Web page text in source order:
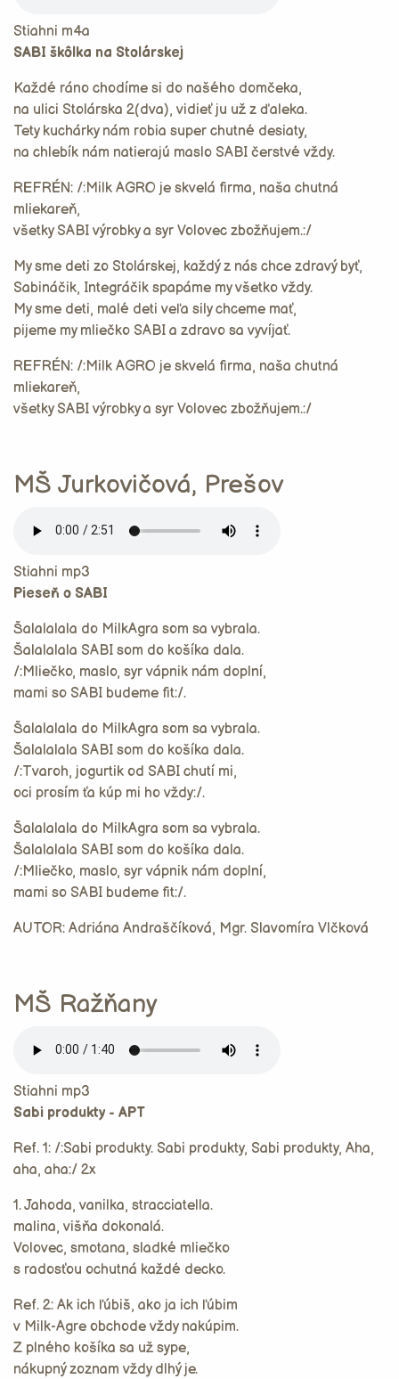
Stiahni m4a
SABI škôlka na Stolárskej
Každé ráno chodíme si do našého domčeka,
na ulici Stolárska 2(dva), vidieť ju už z ďaleka.
Tety kuchárky nám robia super chutné desiaty,
na chlebík nám natierajú maslo SABI čerstvé vždy.
REFRÉN: /:Milk AGRO je skvelá firma, naša chutná
mliekareň,
všetky SABI výrobky a syr Volovec zbožňujem.:/
My sme deti zo Stolárskej, každý z nás chce zdravý byť,
Sabináčik, Integráčik spapáme my všetko vždy.
My sme deti, malé deti veľa sily chceme mať,
pijeme my mliečko SABI a zdravo sa vyvíjať.
REFRÉN: /:Milk AGRO je skvelá firma, naša chutná
mliekareň,
všetky SABI výrobky a syr Volovec zbožňujem.:/
MŠ Jurkovičová, Prešov
Stiahni mp3
Pieseň o SABI
Šalalalala do MilkAgra som sa vybrala.
Šalalalala SABI som do košíka dala.
/:Mliečko, maslo, syr vápnik nám doplní,
mami so SABI budeme fit:/.
Šalalalala do MilkAgra som sa vybrala.
Šalalalala SABI som do košíka dala.
/:Tvaroh, jogurtik od SABI chutí mi,
oci prosím ťa kúp mi ho vždy:/.
Šalalalala do MilkAgra som sa vybrala.
Šalalalala SABI som do košíka dala.
/:Mliečko, maslo, syr vápnik nám doplní,
mami so SABI budeme fit:/.
AUTOR: Adriána Andraščíková, Mgr. Slavomíra Vlčková
MŠ Ražňany
Stiahni mp3
Sabi produkty - APT
Ref. 1: /:Sabi produkty. Sabi produkty, Sabi produkty, Aha,
aha, aha:/ 2x
1. Jahoda, vanilka, stracciatella.
malina, višňa dokonalá.
Volovec, smotana, sladké mliečko
s radosťou ochutná každé decko.
Ref. 2: Ak ich ľúbiš, ako ja ich ľúbim
v Milk-Agre obchode vždy nakúpim.
Z plného košíka sa už sype,
nákupný zoznam vždy dlhý je.